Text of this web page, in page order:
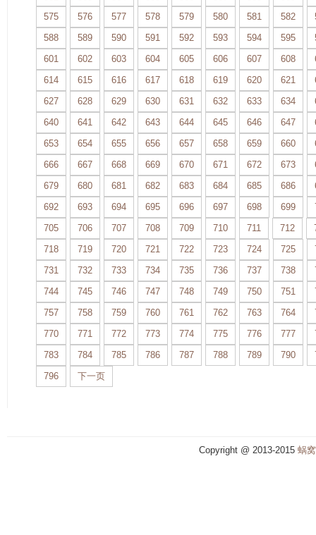
575
576 577 578 579 580 581 582
588
589 590 591 592 593 594 595
601
602 603 604 605 606 607 608
614
615 616 617 618 619 620 621
627
628 629 630 631 632 633 634
640
641 642 643 644 645 646 647
653
654 655 656 657 658 659 660
666
667 668 669 670 671 672 673
679
680 681 682 683 684 685 686
692
693 694 695 696 697 698 699
705
706 707 708 709 710 711 712
718
719 720 721 722 723 724 725
731
732 733 734 735 736 737 738
744
745 746 747 748 749 750 751
757
758 759 760 761 762 763 764
770
771 772 773 774 775 776 777
783
784 785 786 787 788 789 790
796
下一页
Copyright @ 2013-2015 蜗